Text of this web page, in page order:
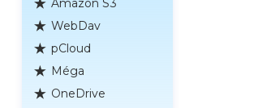
Amazon S3
WebDav
pCloud
Méga
OneDrive